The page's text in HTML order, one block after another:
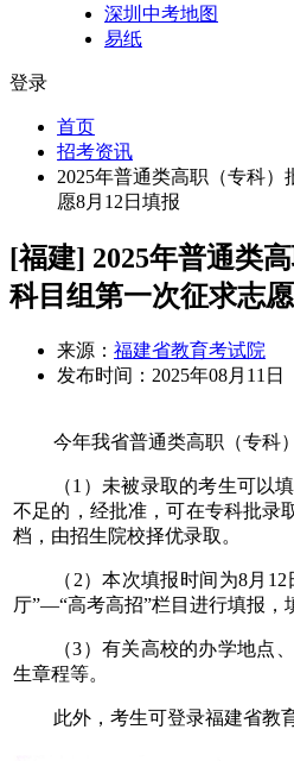
深圳中考地图
易纸
登录
首页
招考资讯
2025年普通类高职（专科
愿8月12日填报
[福建] 2025年普通类
科目组第一次征求志
来源： 福建省教育考试院
发布时间： 2025年08月11日
今年我省普通类高职（专科
（1 ）未被录取的考生可以
不足的，经批准，可在专科批录
档，由招生院校择优录取。
（ 2）本次填报时间为8月 12
厅”—“高考高招”栏目进行填报，
（3）有关高校的办学地点
生章程等。
此外，考生可登录福建省教